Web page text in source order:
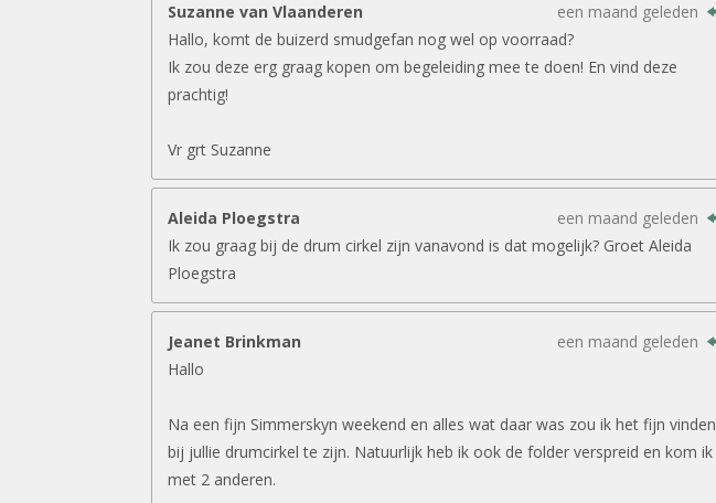
Suzanne van Vlaanderen
een maand geleden
Hallo, komt de buizerd smudgefan nog wel op voorraad?
Ik zou deze erg graag kopen om begeleiding mee te doen! En vind deze
prachtig!
Vr grt Suzanne
Aleida Ploegstra
een maand geleden
Ik zou graag bij de drum cirkel zijn vanavond is dat mogelijk? Groet Aleida
Ploegstra
Jeanet Brinkman
een maand geleden
Hallo
Na een fijn Simmerskyn weekend en alles wat daar was zou ik het fijn vinden
bij jullie drumcirkel te zijn. Natuurlijk heb ik ook de folder verspreid en kom ik
met 2 anderen.